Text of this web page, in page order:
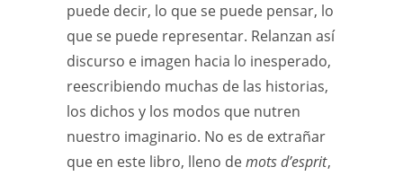
puede decir, lo que se puede pensar, lo
que se puede representar. Relanzan así
discurso e imagen hacia lo inesperado,
reescribiendo muchas de las historias,
los dichos y los modos que nutren
nuestro imaginario. No es de extrañar
que en este libro, lleno demots d’esprit,